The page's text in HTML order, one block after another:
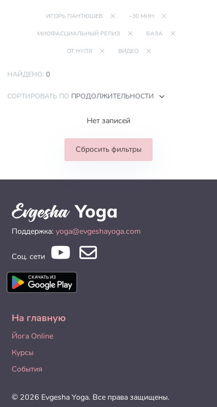
ИГОРЬ ПАНТЮШЕВ ~30 МИН
МИОФАСЦИАЛЬНЫЙ РЕЛИЗ БАЗА
ОТ НУЛЯ ВИДЕО
НАЙДЕНО: 0
СОРТИРОВАТЬ ПО ПРОДОЛЖИТЕЛЬНОСТИ
Нет записей
Сбросить фильтры
Поддержка: yoga@evgeshayoga.com
Соц. сети
На главную
Йога Online
Курсы
События
© 2026 Evgesha Yoga. Все права защищены.